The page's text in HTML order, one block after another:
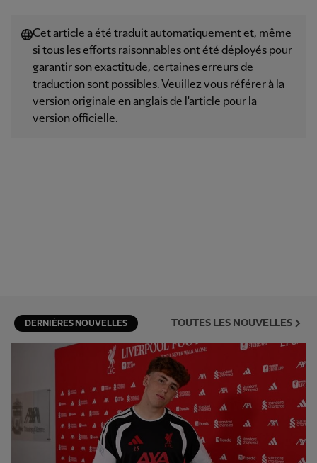
Cet article a été traduit automatiquement et, même
si tous les efforts raisonnables ont été déployés pour
garantir son exactitude, certaines erreurs de
traduction sont possibles. Veuillez vous référer à la
version originale en anglais de l'article pour la
version officielle.
DERNIÈRES NOUVELLES TOUTES LES NOUVELLES